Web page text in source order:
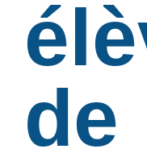
de